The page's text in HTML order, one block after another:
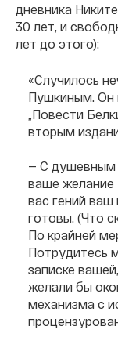
дневника
30 лет, и
лет до этого):
«Случилось
Пушкиным. Он
„Повести
вторым
— С душевным
ваше желание
вас гений
готовы. (Что
По крайней
Потрудитесь
записке
желали бы
механизма с